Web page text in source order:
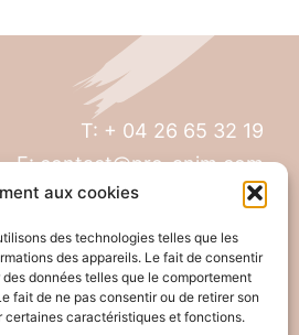
aux cookies
des technologies telles que les
des appareils. Le fait de consentir
données telles que le comportement
fait de ne pas consentir ou de retirer son
caractéristiques et fonctions.
T: + 04 26 65 32 19
E: contact@pro-anim.com
69300 Caluire